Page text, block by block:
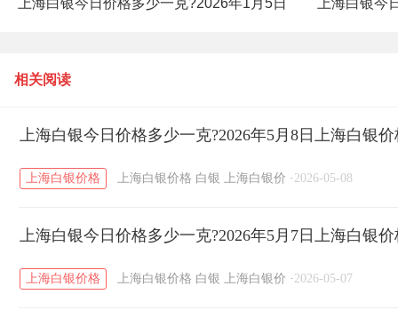
上海白银今日价格多少一克?2026年1月5日 上海白银今
相关阅读
上海白银今日价格多少一克?2026年5月8日上海白银
上海白银价格 上海白银价格 白银 上海白银价 · 2026-05-08
上海白银今日价格多少一克?2026年5月7日上海白银
上海白银价格 上海白银价格 白银 上海白银价 · 2026-05-07